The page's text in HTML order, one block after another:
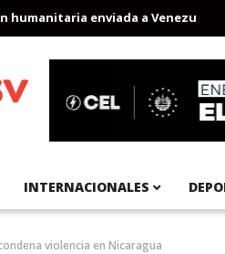
enviada a Venezuela
INTERNACIONALES
violencia en Nicaragua